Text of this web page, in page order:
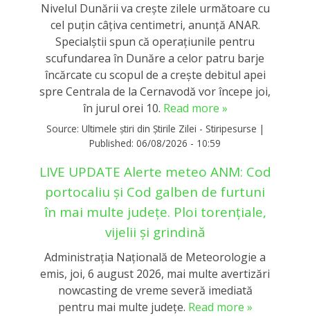
Nivelul Dunării va crește zilele următoare cu
cel puțin câțiva centimetri, anunță ANAR.
Specialștii spun că operaţiunile pentru
scufundarea în Dunăre a celor patru barje
încărcate cu scopul de a creşte debitul apei
spre Centrala de la Cernavodă vor începe joi,
în jurul orei 10. Read more »
Source: Ultimele știri din Știrile Zilei - Stiripesurse |
Published: 06/08/2026 - 10:59
LIVE UPDATE Alerte meteo ANM: Cod
portocaliu și Cod galben de furtuni
în mai multe județe. Ploi torențiale,
vijelii și grindină
Administrația Națională de Meteorologie a
emis, joi, 6 august 2026, mai multe avertizări
nowcasting de vreme severă imediată
pentru mai multe județe. Read more »